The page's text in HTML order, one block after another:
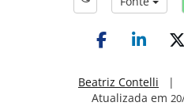
Beatriz Contelli |
Atualizada em